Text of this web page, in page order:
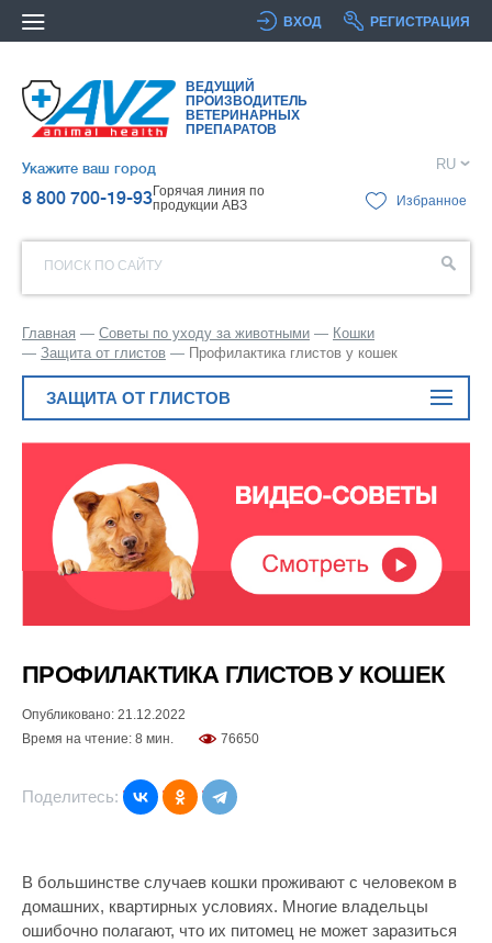
ВХОД РЕГИСТРАЦИЯ
ВЕДУЩИЙ
ПРОИЗВОДИТЕЛЬ
ВЕТЕРИНАРНЫХ
ПРЕПАРАТОВ
Укажите ваш город
8 800 700-19-93Горячая линия по
продукции АВЗ
RU
Избранное
ПОИСК ПО САЙТУ
Главная Советы по уходу за животными
Кошки
Защита от глистов
Профилактика глистов у кошек
ЗАЩИТА ОТ ГЛИСТОВ
ПРОФИЛАКТИКА ГЛИСТОВ У КОШЕК
Опубликовано: 21.12.2022
Время на чтение: 8 мин.
76650
Поделитесь:
В большинстве случаев кошки проживают с человеком в
домашних, квартирных условиях. Многие владельцы
ошибочно полагают, что их питомец не может заразиться